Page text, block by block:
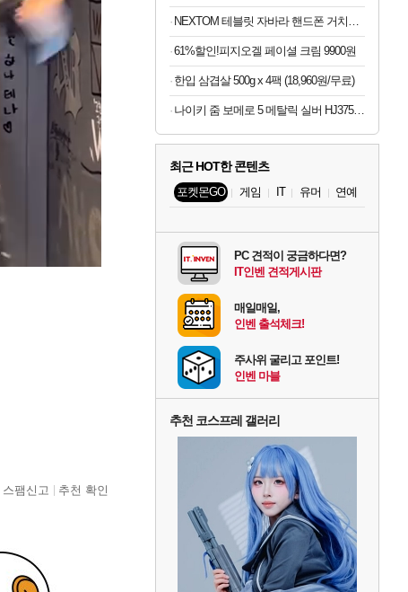
스팸신고 추천 확인
NEXTOM 테블릿 자바라 핸드폰 거치대 침대 스탠드, NXT-700, 화이트, 1개
61%할인!피지오겔 페이셜 크림 9900원
한입 삼겹살 500g x 4팩 (18,960원/무료)
나이키 줌 보메로 5 메탈릭 실버 HJ3758-001 남자 운동화
최근 HOT한 콘텐츠
포켓몬GO 게임 IT 유머 연예
PC 견적이 궁금하다면?
IT인벤 견적게시판
매일매일,
인벤 출석체크!
주사위 굴리고 포인트!
인벤 마블
추천 코스프레 갤러리